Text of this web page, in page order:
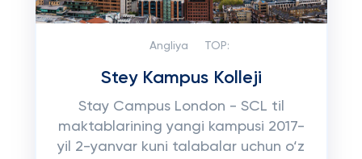
Angliya TOP:
Stey Kampus Kolleji
Stay Campus London - SCL til
maktablarining yangi kampusi 2017-
yil 2-yanvar kuni talabalar uchun o‘z